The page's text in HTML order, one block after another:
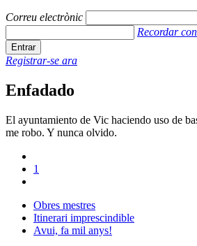
Correu electrònic
Recordar
Registrar-se ara
Enfadado
El ayuntamiento de Vic haciendo uso de
me robo. Y nunca olvido.
1
Obres mestres
Itinerari imprescindible
Avui, fa mil anys!